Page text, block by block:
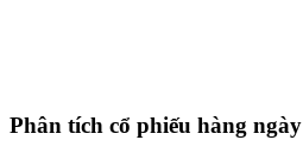
Phân tích cổ phiếu hàng ngày